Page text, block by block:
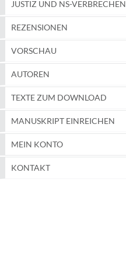
JUSTIZ UND NS-VERBRECHEN
REZENSIONEN
VORSCHAU
AUTOREN
TEXTE ZUM DOWNLOAD
MANUSKRIPT EINREICHEN
MEIN KONTO
KONTAKT